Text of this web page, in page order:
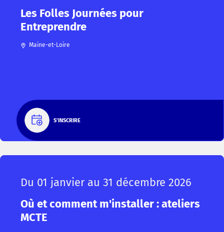
Les Folles Journées pour
Entreprendre
Maine-et-Loire
S'INSCRIRE
Du 01 janvier au 31 décembre 2026
Où et comment m'installer : ateliers
MCTE